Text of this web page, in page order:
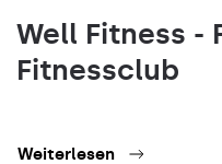
Well Fitness -
Fitnessclub
Weiterlesen